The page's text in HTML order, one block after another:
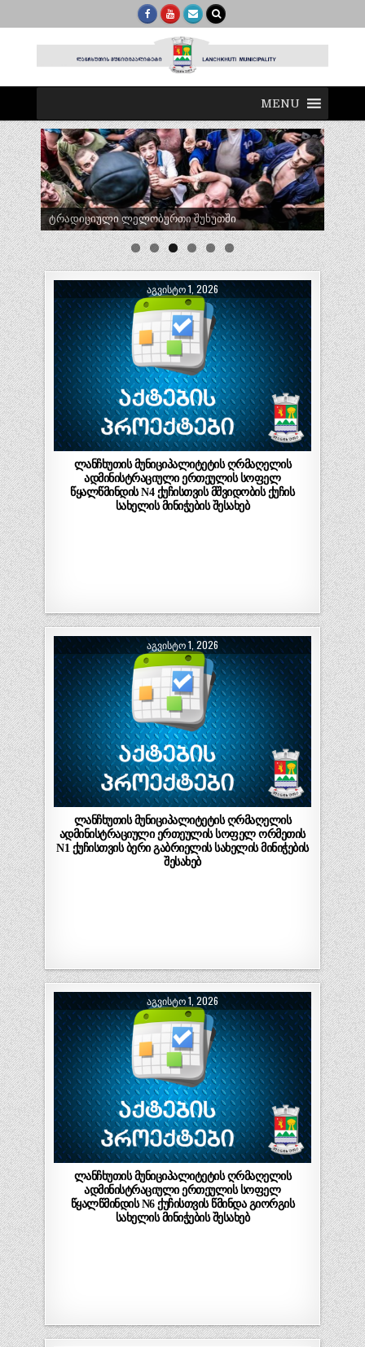
MENU
ტრადიციული ლელობურთი შუხუთში
ᲐᲒᲕᲘᲡᲢᲝ 1, 2026
ლანჩხუთის მუნიციპალიტეტის ღრმაღელის
ადმინისტრაციული ერთეულის სოფელ
წყალწმინდის N4 ქუჩისთვის მშვიდობის ქუჩის
სახელის მინიჭების შესახებ
ᲐᲒᲕᲘᲡᲢᲝ 1, 2026
ლანჩხუთის მუნიციპალიტეტის ღრმაღელის
ადმინისტრაციული ერთეულის სოფელ ორმეთის
N1 ქუჩისთვის ბერი გაბრიელის სახელის მინიჭების
შესახებ
ᲐᲒᲕᲘᲡᲢᲝ 1, 2026
ლანჩხუთის მუნიციპალიტეტის ღრმაღელის
ადმინისტრაციული ერთეულის სოფელ
წყალწმინდის N6 ქუჩისთვის წმინდა გიორგის
სახელის მინიჭების შესახებ